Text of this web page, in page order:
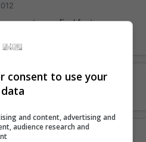
psp , tens o final fantasy
consent to use your
data
and content, advertising and
audience research and